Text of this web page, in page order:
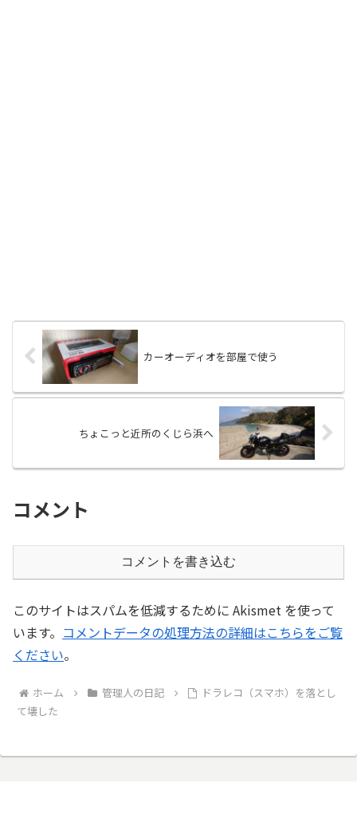
カーオーディオを部屋で使う
ちょこっと近所のくじら浜へ
コメント
コメントを書き込む
このサイトはスパムを低減するために Akismet を使って
います。 コメントデータの処理方法の詳細はこちらをご覧
ください。
ホーム 管理人の日記
ドラレコ（スマホ）を落とし
て壊した